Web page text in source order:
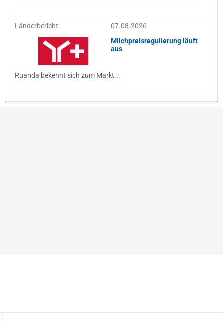
Länderbericht
07.08.2026
Milchpreisregulierung läuft
aus
Ruanda bekennt sich zum Markt...